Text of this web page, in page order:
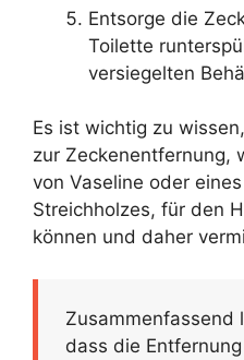
Entsorge die
Toilette
versiegelten
Es ist wichtig zu
zur Zeckenentfernung,
von Vaseline oder
Streichholzes, für den
können und daher
Zusammenfassend
dass die